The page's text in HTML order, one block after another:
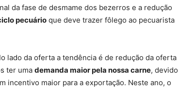
da fase de desmame dos bezerros e a redução
pecuário que deve trazer fôlego ao pecuarista
lado da oferta a tendência é de redução da oferta
ter uma demanda maior pela nossa carne, devido
incentivo maior para a exportação. Neste ano, o